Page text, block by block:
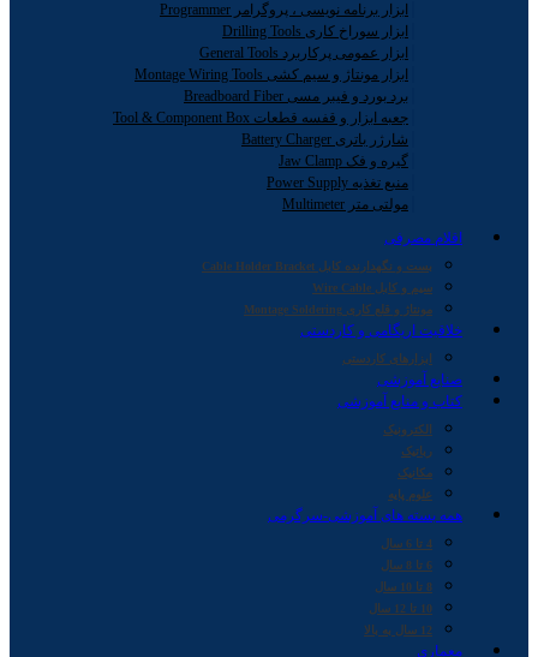
ابزار برنامه نویسی ، پروگرامر Programmer
ابزار سوراخ کاری Drilling Tools
ابزار عمومی پرکاربرد General Tools
ابزار مونتاژ و سیم کشی Montage Wiring Tools
برد بورد و فیبر مسی Breadboard Fiber
جعبه ابزار و قفسه قطعات Tool & Component Box
شارژر باتری Battery Charger
گیره و فک Jaw Clamp
منبع تغذیه Power Supply
مولتی متر Multimeter
اقلام مصرفی
بست و نگهدارنده کابل Cable Holder Bracket
سیم و کابل Wire Cable
مونتاژ و قلع کاری Montage Soldering
خلاقیت اریگامی و کاردستی
ابزارهای کاردستی
صنایع آموزشی
کتاب و منابع آموزشی
الکترونیک
رباتیک
مکانیک
علوم پایه
همه بسته های آموزشی-سرگرمی
4 تا 6 سال
6 تا 8 سال
8 تا 10 سال
10 تا 12 سال
12 سال به بالا
معماری